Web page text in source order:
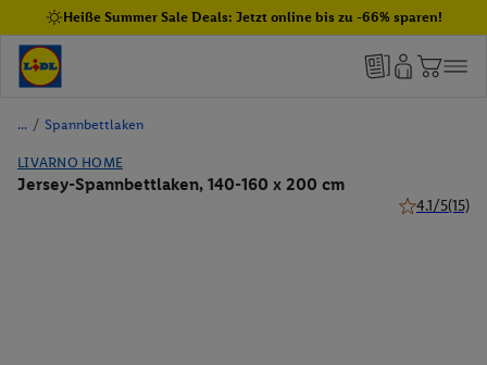
Heiße Summer Sale Deals: Jetzt online bis zu -66% sparen!
/ Spannbettlaken
LIVARNO HOME
Jersey-Spannbettlaken, 140-160 x 200 cm
4.1/5(15)